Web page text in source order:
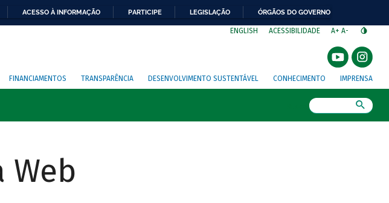
ACESSO À INFORMAÇÃO PARTICIPE LEGISLAÇÃO ÓRGÃOS DO GOVERNO
ENGLISH ACESSIBILIDADE A+ A-
FINANCIAMENTOS TRANSPARÊNCIA DESENVOLVIMENTO SUSTENTÁVEL CONHECIMENTO IMPRENSA